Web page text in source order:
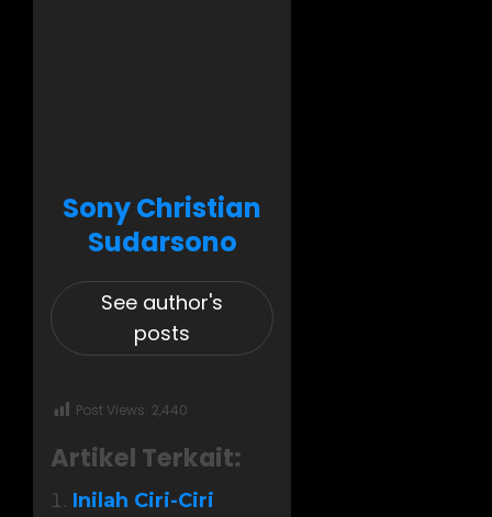
Sony Christian
Sudarsono
See author's
posts
Post Views: 2,440
Artikel Terkait:
Inilah Ciri-Ciri